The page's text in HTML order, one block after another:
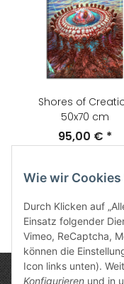
Shores of
50x70 cm
95,00 € *
Wie wir Cookies
Durch Klicken auf
Einsatz folgender
Vimeo, ReCaptcha,
können die
Icon links unten).
Konfigurieren und in